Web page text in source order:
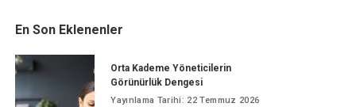
En Son Eklenenler
Orta Kademe Yöneticilerin
Görünürlük Dengesi
Yayınlama Tarihi: 22 Temmuz 2026